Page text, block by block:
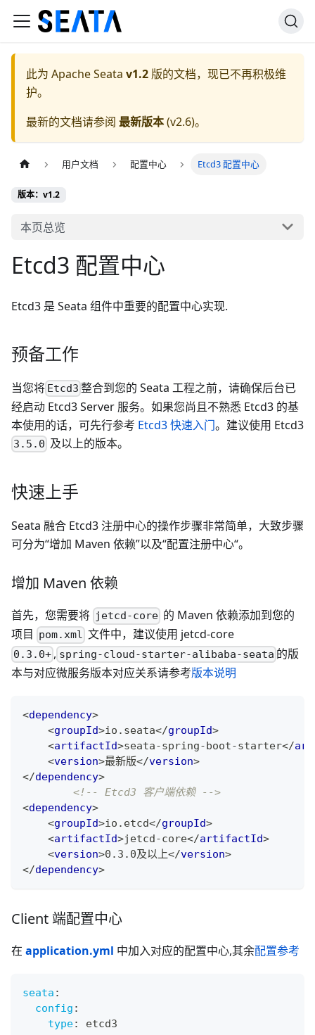
此为 Apache Seata v1.2 版的文档，现已不再积极维
护。
最新的文档请参阅 最新版本(v2.6)。
用户文档 配置中心 Etcd3 配置中心
版本：v1.2
本页总览
Etcd3 配置中心
Etcd3 是 Seata 组件中重要的配置中心实现.
预备工作
当您将 Etcd3 整合到您的 Seata 工程之前，请确保后台已
经启动 Etcd3 Server 服务。如果您尚且不熟悉 Etcd3 的基
本使用的话，可先行参考 Etcd3 快速入门。建议使用 Etcd3
3.5.0 及以上的版本。
快速上手
Seata 融合 Etcd3 注册中心的操作步骤非常简单，大致步骤
可分为“增加 Maven 依赖”以及“配置注册中心“。
增加 Maven 依赖
首先，您需要将 jetcd-core 的 Maven 依赖添加到您的
项目 pom.xml 文件中，建议使用 jetcd-core
0.3.0+ , spring-cloud-starter-alibaba-seata 的版
本与对应微服务版本对应关系请参考版本说明
<dependency>
<groupId>io.seata</groupId>
<artifactId>seata-spring-boot-starter</
<version>最新版</version>
</dependency>
<!-- Etcd3 客户端依赖 -->
<dependency>
<groupId>io.etcd</groupId>
<artifactId>jetcd-core</artifactId>
<version>0.3.0及以上</version>
</dependency>
Client 端配置中心
在 application.yml 中加入对应的配置中心,其余配置参考
seata :
config :
type:
etcd3